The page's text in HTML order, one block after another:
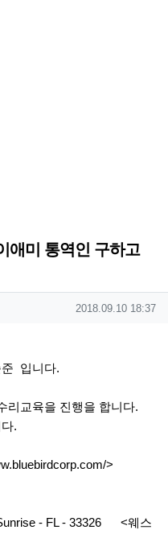
애미 통역인 구하고
작성일
2018.09.10 18:37
입니다.
교육을 진행을 합니다.
.
>
- FL - 33326 <웨스